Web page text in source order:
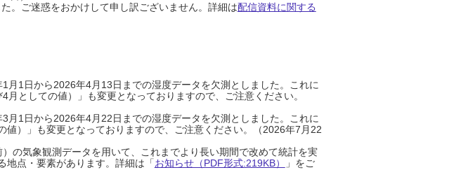
。ご迷惑をおかけして申し訳ございません。詳細は配信資料に関する
1日から2026年4月13日までの湿度データを欠測としました。これに
としての値）」も変更となっておりますので、ご注意ください。
1日から2026年4月22日までの湿度データを欠測としました。これに
）」も変更となっておりますので、ご注意ください。（2026年7月22
の気象観測データを用いて、これまでより長い期間で改めて統計を実
地点・要素があります。詳細は「お知らせ（PDF形式:219KB）
」をご